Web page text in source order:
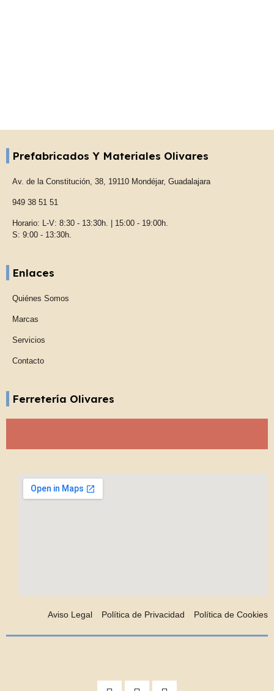
Prefabricados Y Materiales Olivares
Av. de la Constitución, 38, 19110 Mondéjar, Guadalajara
949 38 51 51
Horario: L-V: 8:30 - 13:30h. | 15:00 - 19:00h.
S: 9:00 - 13:30h.
Enlaces
Quiénes Somos
Marcas
Servicios
Contacto
Ferretería Olivares
Aviso Legal Política de Privacidad Política de Cookies